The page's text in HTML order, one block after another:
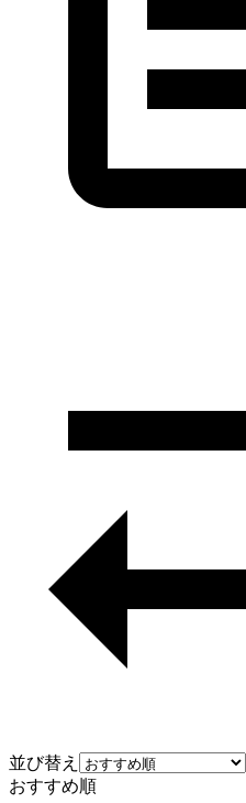
並び替え
おすすめ順